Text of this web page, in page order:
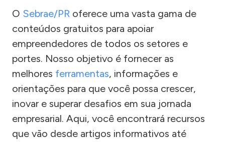
O Sebrae/PR oferece uma vasta gama de
conteúdos gratuitos para apoiar
empreendedores de todos os setores e
portes. Nosso objetivo é fornecer as
melhores ferramentas, informações e
orientações para que você possa crescer,
inovar e superar desafios em sua jornada
empresarial. Aqui, você encontrará recursos
que vão desde artigos informativos até